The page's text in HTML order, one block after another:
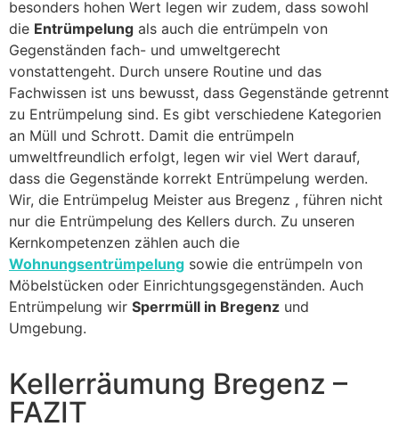
besonders hohen Wert legen wir zudem, dass sowohl
die Entrümpelung als auch die entrümpeln von
Gegenständen fach- und umweltgerecht
vonstattengeht. Durch unsere Routine und das
Fachwissen ist uns bewusst, dass Gegenstände getrennt
zu Entrümpelung sind. Es gibt verschiedene Kategorien
an Müll und Schrott. Damit die entrümpeln
umweltfreundlich erfolgt, legen wir viel Wert darauf,
dass die Gegenstände korrekt Entrümpelung werden.
Wir, die Entrümpelug Meister aus Bregenz , führen nicht
nur die Entrümpelung des Kellers durch. Zu unseren
Kernkompetenzen zählen auch die
Wohnungsentrümpelung sowie die entrümpeln von
Möbelstücken oder Einrichtungsgegenständen. Auch
Entrümpelung wir Sperrmüll in Bregenz und
Umgebung.
Kellerräumung Bregenz –
FAZIT